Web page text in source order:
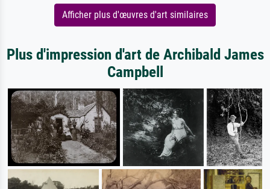
Afficher plus d'œuvres d'art similaires
Plus d'impression d'art de Archibald James
Campbell